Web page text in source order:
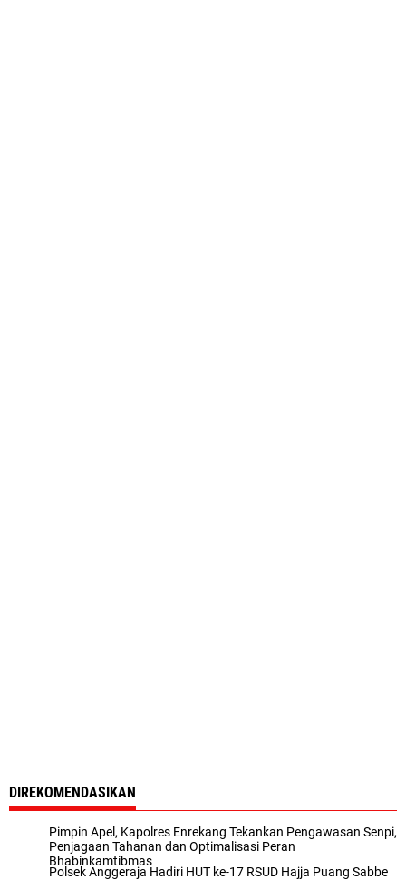
DIREKOMENDASIKAN
Pimpin Apel, Kapolres Enrekang Tekankan Pengawasan Senpi,
Penjagaan Tahanan dan Optimalisasi Peran
Bhabinkamtibmas
Polsek Anggeraja Hadiri HUT ke-17 RSUD Hajja Puang Sabbe